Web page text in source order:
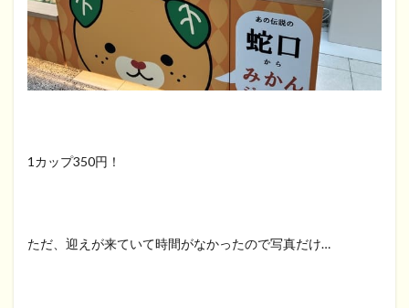
1カップ350円！
ただ、迎えが来ていて時間がなかったので写真だけ…